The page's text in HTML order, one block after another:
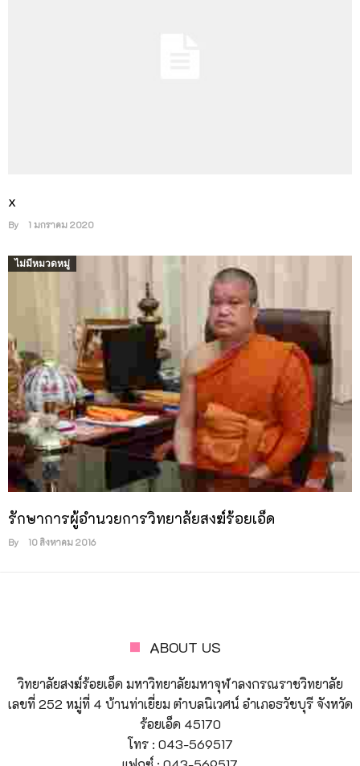
x
By 1 มกราคม 2020
ไม่มีหมวดหมู่
รักษาการผู้อำนวยการวิทยาลัยสงฆ์ร้อยเอ็ด
By 10 สิงหาคม 2016
ABOUT US
วิทยาลัยสงฆ์ร้อยเอ็ด มหาวิทยาลัยมหาจุฬาลงกรณราชวิทยาลัย
เลขที่ 252 หมู่ที่ 4 บ้านท่าเยี่ยม ตำบลนิเวศน์ อำเภอธวัชบุรี จังหวัด
ร้อยเอ็ด 45170
โทร : 043-569517